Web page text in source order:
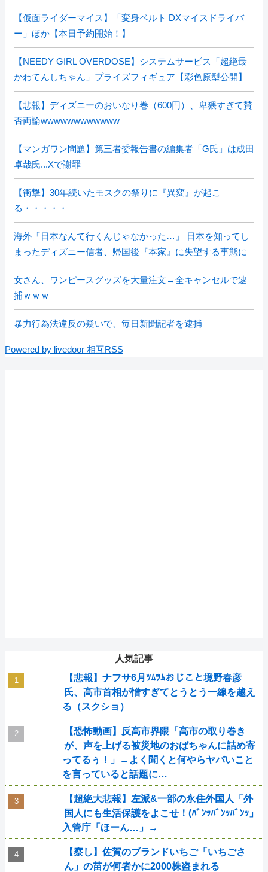
【仮面ライダーマイス】「変身ベルト DXマイスドライバ
ー」ほか【本日予約開始！】
【NEEDY GIRL OVERDOSE】システムサービス「超絶最
かわてんしちゃん」プライズフィギュア【彩色原型公開】
【悲報】ディズニーのおいなり巻（600円）、卑猥すぎて賛
否両論wwwwwwwwwwww
【マンガワン問題】第三者委報告書の編集者「G氏」は成田
卓哉氏...Xで謝罪
【衝撃】30年続いたモスクの祭りに『異変』が起こ
る・・・・・
海外「日本なんて行くんじゃなかった…」 日本を知ってし
まったディズニー信者、帰国後『本家』に失望する事態に
女さん、ワンピースグッズを大量注文→全キャンセルで逮
捕ｗｗｗ
暴力行為法違反の疑いで、毎日新聞記者を逮捕
Powered by livedoor 相互RSS
人気記事
【悲報】ナフサ6月ﾂﾑﾂﾑおじこと境野春彦
氏、高市首相が憎すぎてとうとう一線を越え
る（スクショ）
【恐怖動画】反高市界隈「高市の取り巻き
が、声を上げる被災地のおばちゃんに詰め寄
ってるぅ！」→よく聞くと何やらヤバいこと
を言っていると話題に…
【超絶大悲報】左派&一部の永住外国人「外
国人にも生活保護をよこせ！(ﾊﾞﾝｯﾊﾞﾝｯﾊﾞﾝｯ」
入管庁「ほーん…」→
【察し】佐賀のブランドいちご「いちごさ
ん」の苗が何者かに2000株盗まれる